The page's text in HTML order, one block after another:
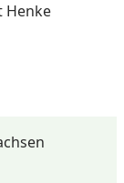
12
Henke